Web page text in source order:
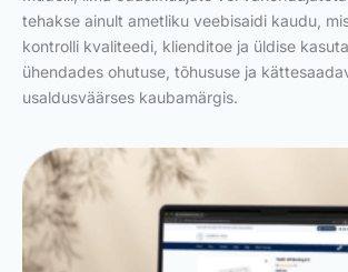
tehakse ainult ametliku veebisaidi kaudu,
kontrolli kvaliteedi, klienditoe ja üldise
ühendades ohutuse, tõhususe ja
usaldusväärses kaubamärgis.